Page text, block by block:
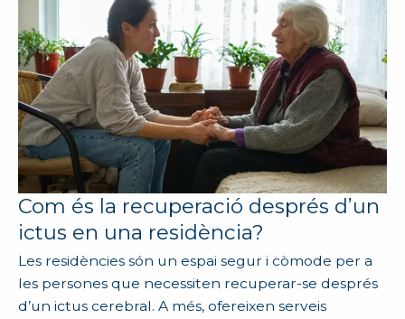
Com és la recuperació després d’un
ictus en una residència?
Les residències són un espai segur i còmode per a
les persones que necessiten recuperar-se després
d’un ictus cerebral. A més, ofereixen serveis